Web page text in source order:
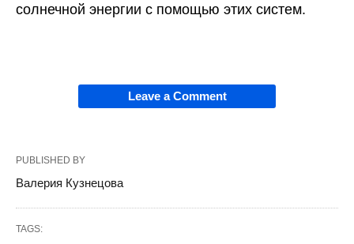
солнечной энергии с помощью этих систем.
Leave a Comment
PUBLISHED BY
Валерия Кузнецова
TAGS: